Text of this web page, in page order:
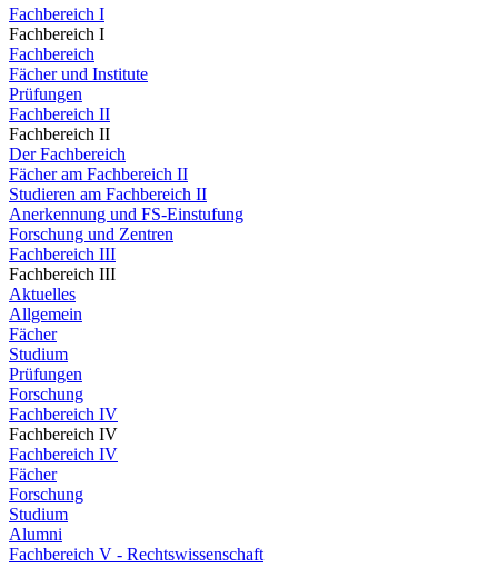
Fachbereich I
Fachbereich I
Fachbereich
Fächer und Institute
Prüfungen
Fachbereich II
Fachbereich II
Der Fachbereich
Fächer am Fachbereich II
Studieren am Fachbereich II
Anerkennung und FS-Einstufung
Forschung und Zentren
Fachbereich III
Fachbereich III
Aktuelles
Allgemein
Fächer
Studium
Prüfungen
Forschung
Fachbereich IV
Fachbereich IV
Fachbereich IV
Fächer
Forschung
Studium
Alumni
Fachbereich V - Rechtswissenschaft